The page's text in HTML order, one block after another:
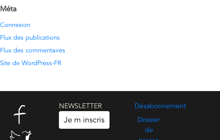
Méta
Connexion
Flux des publications
Flux des commentaires
Site de WordPress-FR
NEWSLETTER
Je m inscris
Désabonnement
Dossier
de